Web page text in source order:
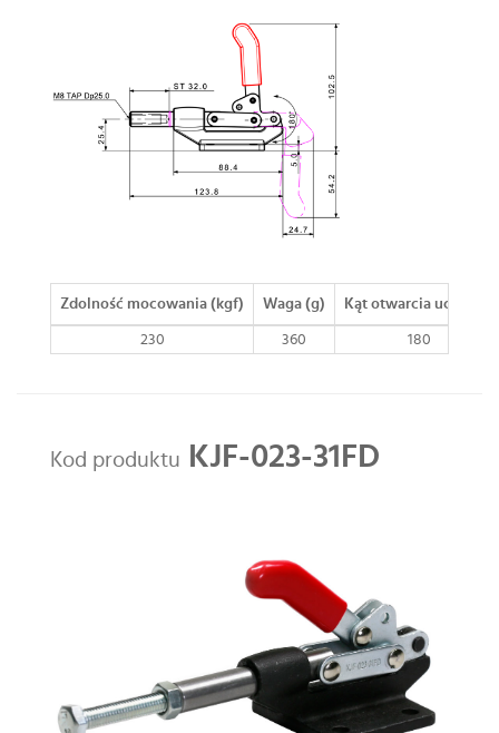
Zdolność mocowania (kgf) Waga (g) Kąt otwarcia uchwytu
230 360 180
Kod produktu KJF-023-31FD